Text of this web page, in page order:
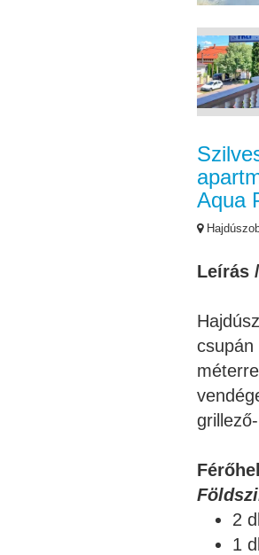
Aqua
Leírás
2
1